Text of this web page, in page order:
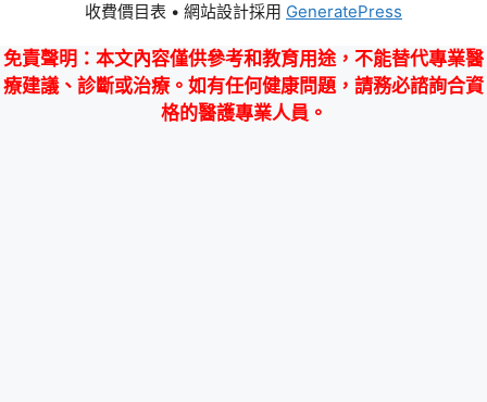
收費價目表 • 網站設計採用 GeneratePress
免責聲明 ：本文內容僅供參考和教育用途，不能替代專業醫
療建議、診斷或治療。如有任何健康問題，請務必諮詢合資
格的醫護專業人員。